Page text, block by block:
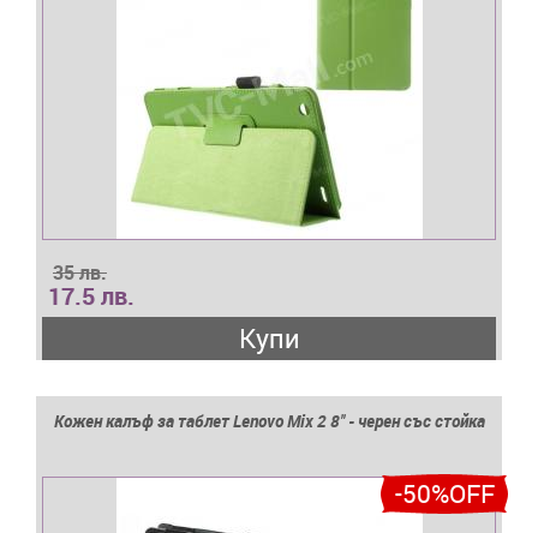
35 лв.
17.5 лв.
Купи
Кожен калъф за таблет Lenovo Mix 2 8'' - черен със стойка
-50%OFF